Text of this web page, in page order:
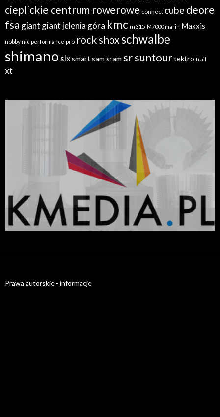
cieplickie centrum rowerowe connect cube deore
fsa giant giant jelenia góra kmc m315 M7000 marin Maxxis
nobby nic performance pro rock shox schwalbe
shimano slxsmart sam sramsr suntourtektro trail
xt
radiatory.com.pl
Prawa autorskie - informacje